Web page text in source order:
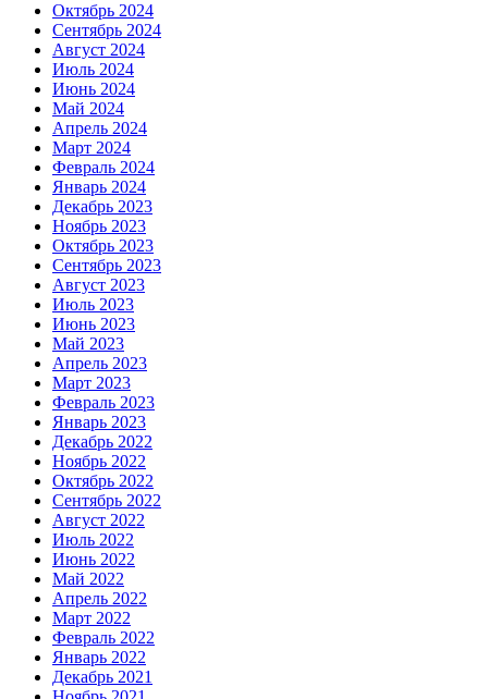
Октябрь 2024
Сентябрь 2024
Август 2024
Июль 2024
Июнь 2024
Май 2024
Апрель 2024
Март 2024
Февраль 2024
Январь 2024
Декабрь 2023
Ноябрь 2023
Октябрь 2023
Сентябрь 2023
Август 2023
Июль 2023
Июнь 2023
Май 2023
Апрель 2023
Март 2023
Февраль 2023
Январь 2023
Декабрь 2022
Ноябрь 2022
Октябрь 2022
Сентябрь 2022
Август 2022
Июль 2022
Июнь 2022
Май 2022
Апрель 2022
Март 2022
Февраль 2022
Январь 2022
Декабрь 2021